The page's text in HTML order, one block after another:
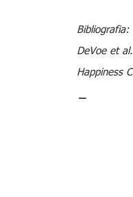
Bibliografia:
DeVoe et
Happiness